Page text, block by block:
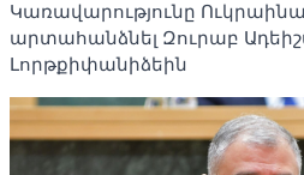
Կառավարությունը
արտահանձնել Զուրաբ
Լորթքիփանիձեին